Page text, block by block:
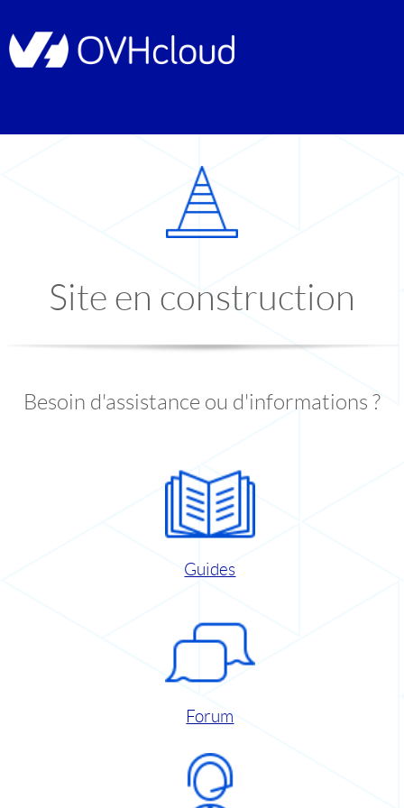
Site en construction
Besoin d'assistance ou d'informations ?
Guides
Forum